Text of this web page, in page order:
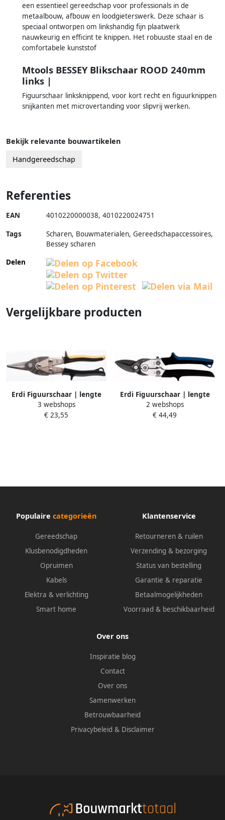
een essentieel gereedschap voor professionals in de
metaalbouw, afbouw en loodgieterswerk. Deze schaar is
speciaal ontworpen om linkshandig fijn plaatwerk
nauwkeurig en efficint te knippen. Het robuuste staal en de
comfortabele kunststof
Mtools BESSEY Blikschaar ROOD 240mm
links |
Figuurschaar linksknippend, voor kort recht en figuurknippen
snijkanten met microvertanding voor slipvrij werken.
Bekijk relevante bouwartikelen
Handgereedschap
Referenties
EAN 4010220000038, 4010220024751
Tags
Scharen, Bouwmaterialen, Gereedschapaccessoires,
Bessey scharen
Delen
Vergelijkbare producten
Erdi Figuurschaar | lengte
240 mm recht | staal max. 1
2 mm | RVS max. 1 mm | 1
3 webshops
€ 23,55
Erdi Figuurschaar | lengte
260 mm rechts | staal max. 1
2 mm | RVS max. 1 mm | 1
2 webshops
€ 44,49
Populaire categorieën
Gereedschap
Klusbenodigdheden
Opruimen
Kabels
Elektra & verlichting
Smart home
Klantenservice
Retourneren & ruilen
Verzending & bezorging
Status van bestelling
Garantie & reparatie
Betaalmogelijkheden
Voorraad & beschikbaarheid
Over ons
Inspiratie blog
Contact
Over ons
Samenwerken
Betrouwbaarheid
Privacybeleid & Disclaimer